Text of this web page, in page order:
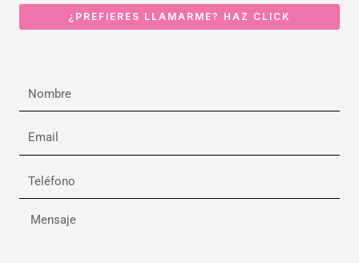
¿PREFIERES LLAMARME? HAZ CLICK
Nombre
Email
Teléfono
Mensaje